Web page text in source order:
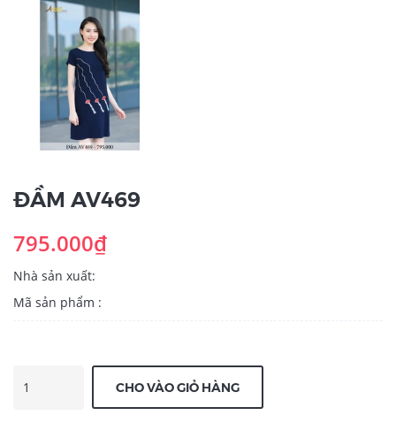
ĐẦM AV469
795.000₫
Nhà sản xuất:
Mã sản phẩm :
CHO VÀO GIỎ HÀNG